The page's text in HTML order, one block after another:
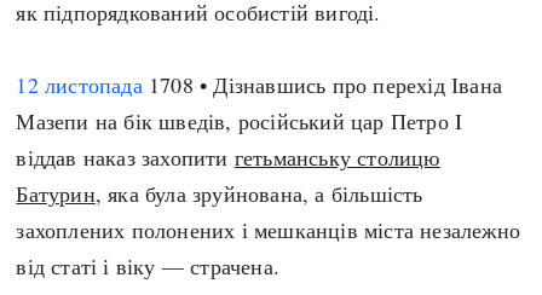
як підпорядкований особистій вигоді.
12 листопада1708 • Дізнавшись про перехід Івана
Мазепи на бік шведів, російський цар Петро I
віддав наказ захопити гетьманську столицю
Батурин, яка була зруйнована, а більшість
захоплених полонених і мешканців міста незалежно
від статі і віку — страчена.